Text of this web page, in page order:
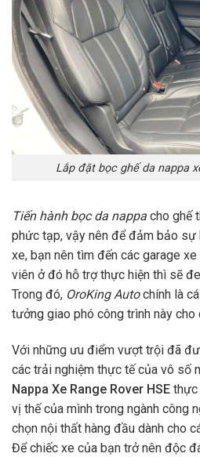
Lắp đặt bọc ghế da nappa
Tiến hành bọc da nappa cho ghế
phức tạp, vậy nên để đảm bảo sự
xe, bạn nên tìm đến các garage
viên ở đó hỗ trợ thực hiện thì sẽ
Trong đó, OroKing Autochính là
tưởng giao phó công trình này cho
Với những ưu điểm vượt trội đã
các trải nghiệm thực tế của vô số
Nappa Xe Range Rover HSE
vị thế của mình trong ngành công
chọn nội thất hàng đầu dành cho
Để chiếc xe của bạn trở nên độc